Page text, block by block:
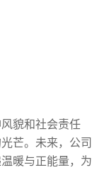
貌和社会责任
芒。未来，公司
暖与正能量，为